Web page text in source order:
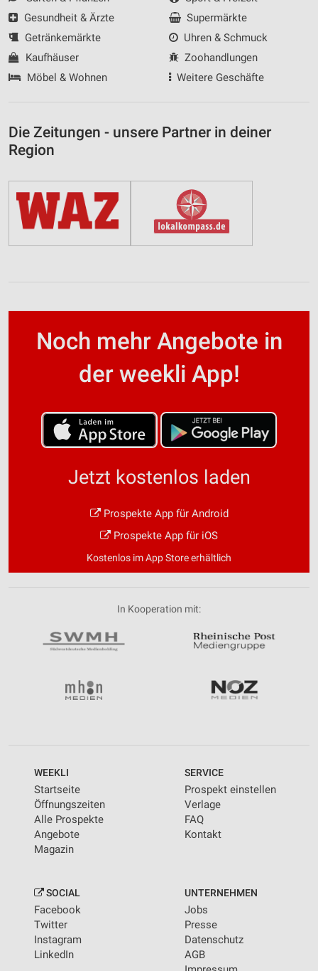
Gesundheit & Ärzte
Getränkemärkte
Kaufhäuser
Möbel & Wohnen
Supermärkte
Uhren & Schmuck
Zoohandlungen
Weitere Geschäfte
Die Zeitungen - unsere Partner in deiner
Region
Noch mehr Angebote in
der weekli App!
Jetzt kostenlos laden
Prospekte App für Android
Prospekte App für iOS
Kostenlos im App Store erhältlich
In Kooperation mit:
WEEKLI
Startseite
Öffnungszeiten
Alle Prospekte
Angebote
Magazin
SERVICE
Prospekt einstellen
Verlage
FAQ
Kontakt
SOCIAL
Facebook
Twitter
Instagram
LinkedIn
UNTERNEHMEN
Jobs
Presse
Datenschutz
AGB